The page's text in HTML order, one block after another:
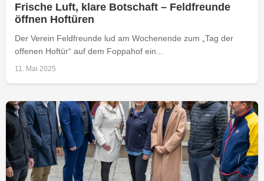
Frische Luft, klare Botschaft – Feldfreunde
öffnen Hoftüren
Der Verein Feldfreunde lud am Wochenende zum „Tag der
offenen Hoftür“ auf dem Foppahof ein...
11. Mai 2025